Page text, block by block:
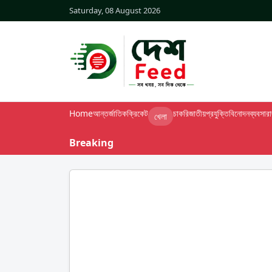
Saturday, 08 August 2026
Homeআন্তর্জাতিকক্রিকেট খেলা চাকরিজাতীয়প্রযুক্তিবিনোদনব্যবসা
Breaking